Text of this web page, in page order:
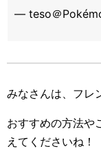
— teso＠
みなさんは、フレ
おすすめの方法や
えてくださいね！